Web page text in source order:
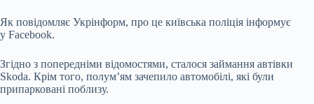
Як повідомляє Укрінформ, про це київська поліція інформує
у Facebook.
Згідно з попередніми відомостями, сталося займання автівки
Skoda. Крім того, полум’ям зачепило автомобілі, які були
припарковані поблизу.